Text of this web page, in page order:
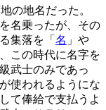
地名だった。
名乗ったが、その
集落を「 名 」や
この時代に名字を
武士のみであっ
使われるようにな
て俸給で支払うよ